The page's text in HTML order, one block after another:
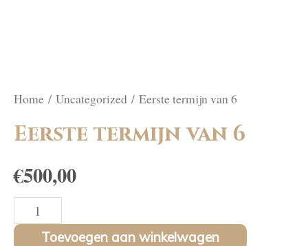
Home / Uncategorized / Eerste termijn van 6
Eerste termijn van 6
€500,00
Eerste
termijnToevoegen aan winkelwagen